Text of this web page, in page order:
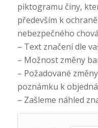
piktogramu činy,
především k
nebezpečného
– Text značení dle
– Možnost změny
– Požadované
poznámku k
– Zašleme náhled